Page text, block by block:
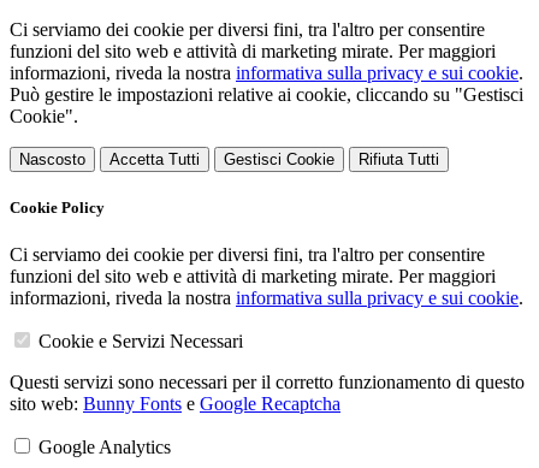
Ci serviamo dei cookie per diversi fini, tra l'altro per consentire
funzioni del sito web e attività di marketing mirate. Per maggiori
informazioni, riveda la nostra informativa sulla privacy e sui cookie.
Può gestire le impostazioni relative ai cookie, cliccando su "Gestisci
Cookie".
Nascosto Accetta Tutti Gestisci Cookie Rifiuta Tutti
Cookie Policy
Ci serviamo dei cookie per diversi fini, tra l'altro per consentire
funzioni del sito web e attività di marketing mirate. Per maggiori
informazioni, riveda la nostra informativa sulla privacy e sui cookie.
Cookie e Servizi Necessari
Questi servizi sono necessari per il corretto funzionamento di questo
sito web: Bunny Fonts e Google Recaptcha
Google Analytics